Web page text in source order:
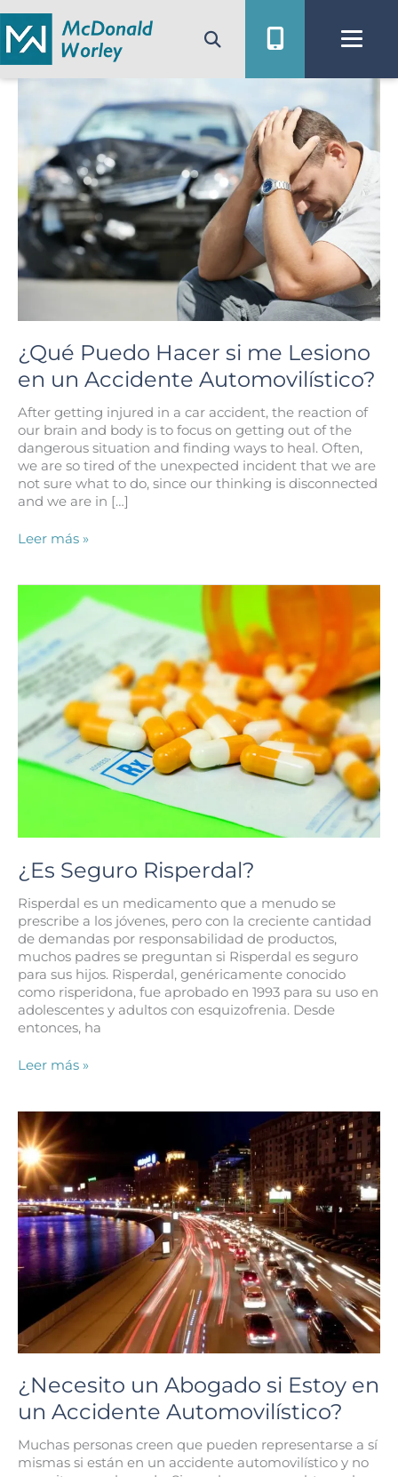
al
contenido
¿Qué Puedo Hacer si me Lesiono
en un Accidente Automovilístico?
After getting injured in a car accident, the reaction of
our brain and body is to focus on getting out of the
dangerous situation and finding ways to heal. Often,
we are so tired of the unexpected incident that we are
not sure what to do, since our thinking is disconnected
and we are in […]
¿Qué
Lesiono
en
un
Accidente
Automovilístico?
Leer más »
¿Es Seguro Risperdal?
Risperdal es un medicamento que a menudo se
prescribe a los jóvenes, pero con la creciente cantidad
de demandas por responsabilidad de productos,
muchos padres se preguntan si Risperdal es seguro
para sus hijos. Risperdal, genéricamente conocido
como risperidona, fue aprobado en 1993 para su uso en
adolescentes y adultos con esquizofrenia. Desde
entonces, ha
¿Es
Leer más »
¿Necesito un Abogado si Estoy en
un Accidente Automovilístico?
Muchas personas creen que pueden representarse a sí
mismas si están en un accidente automovilístico y no